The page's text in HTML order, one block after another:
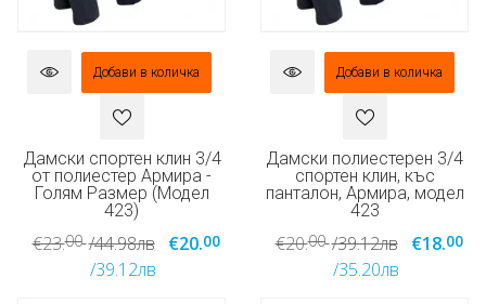
Добави в количка
Дамски спортен клин 3/4
от полиестер Армира -
Голям Размер (Модел
423)
€23.00 /44.98лв €20.00
/39.12лв
Добави в количка
Дамски полиестерен 3/4
спортен клин, къс
панталон, Армира, модел
423
€20.00 /39.12лв €18.00
/35.20лв